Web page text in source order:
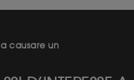
causare un